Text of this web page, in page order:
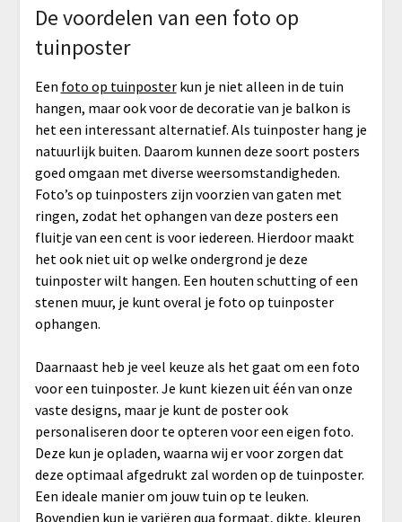
De voordelen van een foto op
tuinposter
Een foto op tuinposterkun je niet alleen in de tuin
hangen, maar ook voor de decoratie van je balkon is
het een interessant alternatief. Als tuinposter hang je
natuurlijk buiten. Daarom kunnen deze soort posters
goed omgaan met diverse weersomstandigheden.
Foto’s op tuinposters zijn voorzien van gaten met
ringen, zodat het ophangen van deze posters een
fluitje van een cent is voor iedereen. Hierdoor maakt
het ook niet uit op welke ondergrond je deze
tuinposter wilt hangen. Een houten schutting of een
stenen muur, je kunt overal je foto op tuinposter
ophangen.
Daarnaast heb je veel keuze als het gaat om een foto
voor een tuinposter. Je kunt kiezen uit één van onze
vaste designs, maar je kunt de poster ook
personaliseren door te opteren voor een eigen foto.
Deze kun je opladen, waarna wij er voor zorgen dat
deze optimaal afgedrukt zal worden op de tuinposter.
Een ideale manier om jouw tuin op te leuken.
Bovendien kun je variëren qua formaat, dikte, kleuren